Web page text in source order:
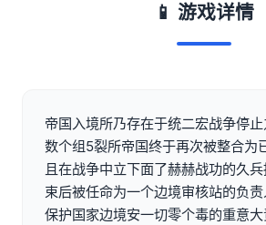
📱 游戏详情
帝国入境所乃存在于统二宏战争停
数个组5裂所帝国终于再次被整合为
且在战争中立下面了赫赫战功的久
束后被任命为一个边境审核站的负
保护国家边境安一切零个毒的重意